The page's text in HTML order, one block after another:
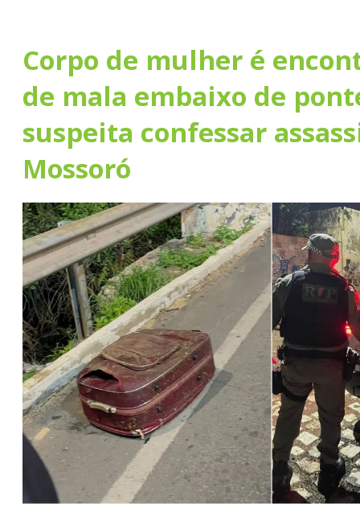
Corpo de mulher é
de mala embaixo de
suspeita confessar
Mossoró